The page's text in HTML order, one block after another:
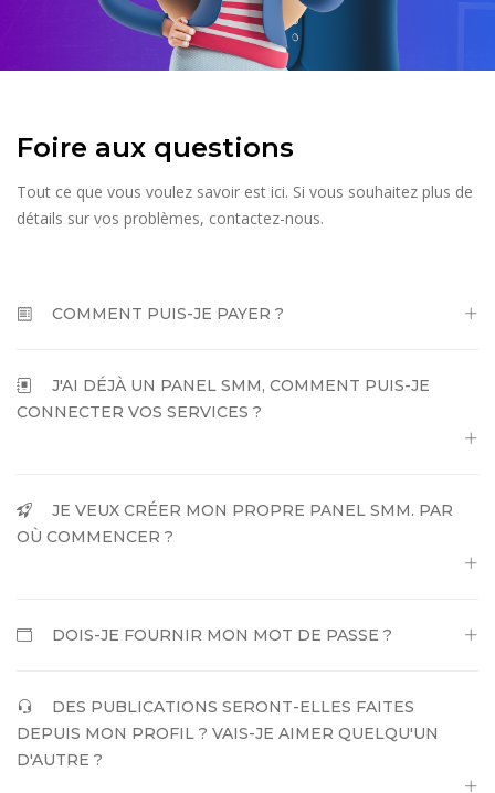
Foire aux questions
Tout ce que vous voulez savoir est ici. Si vous souhaitez plus de
détails sur vos problèmes, contactez-nous.
COMMENT PUIS-JE PAYER ?
J'AI DÉJÀ UN PANEL SMM, COMMENT PUIS-JE
CONNECTER VOS SERVICES ?
JE VEUX CRÉER MON PROPRE PANEL SMM. PAR
OÙ COMMENCER ?
DOIS-JE FOURNIR MON MOT DE PASSE ?
DES PUBLICATIONS SERONT-ELLES FAITES
DEPUIS MON PROFIL ? VAIS-JE AIMER QUELQU'UN
D'AUTRE ?